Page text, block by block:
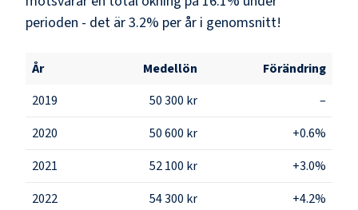
perioden - det är 3.2% per år i genomsnitt!
År Medellön
Förändring
2019
50 300 kr
–
2020
50 600 kr
+0.6%
2021
52 100 kr
+3.0%
2022
54 300 kr
+4.2%